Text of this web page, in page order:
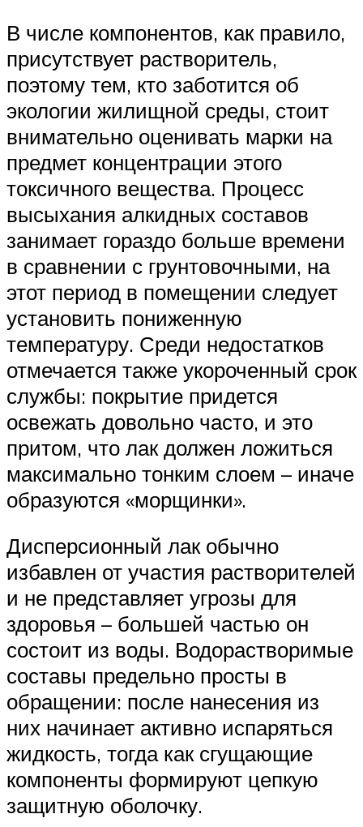
В числе компонентов, как правило,
присутствует растворитель,
поэтому тем, кто заботится об
экологии жилищной среды, стоит
внимательно оценивать марки на
предмет концентрации этого
токсичного вещества. Процесс
высыхания алкидных составов
занимает гораздо больше времени
в сравнении с грунтовочными, на
этот период в помещении следует
установить пониженную
температуру. Среди недостатков
отмечается также укороченный срок
службы: покрытие придется
освежать довольно часто, и это
притом, что лак должен ложиться
максимально тонким слоем – иначе
образуются «морщинки».
Дисперсионный лак обычно
избавлен от участия растворителей
и не представляет угрозы для
здоровья – большей частью он
состоит из воды. Водорастворимые
составы предельно просты в
обращении: после нанесения из
них начинает активно испаряться
жидкость, тогда как сгущающие
компоненты формируют цепкую
защитную оболочку.